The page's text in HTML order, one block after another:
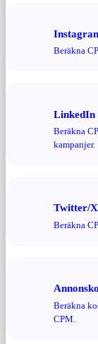
Beräkna
Beräkna
kampanjer.
Twitter/
Beräkna
Beräkna
CPM.